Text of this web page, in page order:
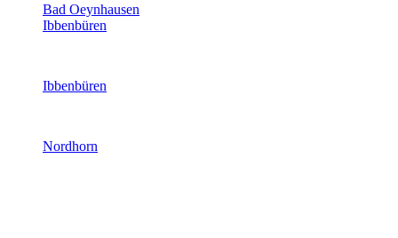
Bad Oeynhausen
Ibbenbüren
Ibbenbüren
Nordhorn